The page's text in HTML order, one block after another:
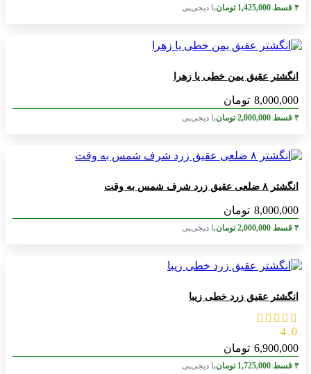
۴ قسط 1,425,000 تومانبا دیجی‌پی
انگشتر عقیق یمن خطی یا زهرا
8,000,000 تومان
۴ قسط 2,000,000 تومانبا دیجی‌پی
انگشتر ۸ ضلعی عقیق زرد شرف شمس به وقت
8,000,000 تومان
۴ قسط 2,000,000 تومانبا دیجی‌پی
انگشتر عقیق زرد خطی زیبا
4.0
6,900,000 تومان
۴ قسط 1,725,000 تومانبا دیجی‌پی